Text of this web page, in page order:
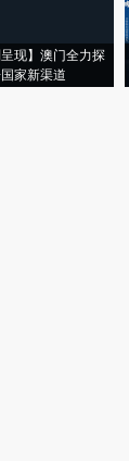
呈现】澳门全力探
家新渠道